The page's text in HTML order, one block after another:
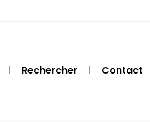
Rechercher Contact